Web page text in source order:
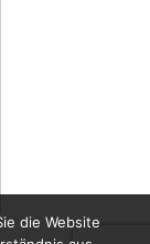
die Website